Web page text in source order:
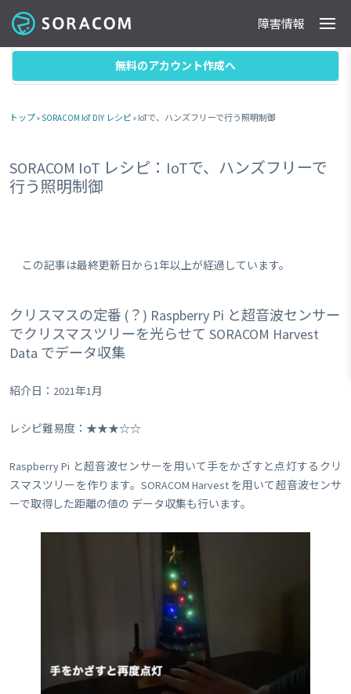
製品
事例
料金
ドキュメント
導入支援
IoTストア
最新情報 障害情報
トップ» SORACOM IoT DIY レシピ » IoTで、ハンズフリーで行う照明制御
SORACOM IoT レシピ：IoTで、ハンズフリーで
行う照明制御
この記事は最終更新日から1年以上が経過しています。
クリスマスの定番 (？) Raspberry Pi と超音波センサー
でクリスマスツリーを光らせて SORACOM Harvest
Data でデータ収集
紹介日：2021年1月
レシピ難易度：★★★☆☆
Raspberry Pi と超音波センサーを用いて手をかざすと点灯するクリ
スマスツリーを作ります。SORACOM Harvest を用いて超音波センサ
ーで取得した距離の値の データ収集も行います。
無料のアカウント作成へ